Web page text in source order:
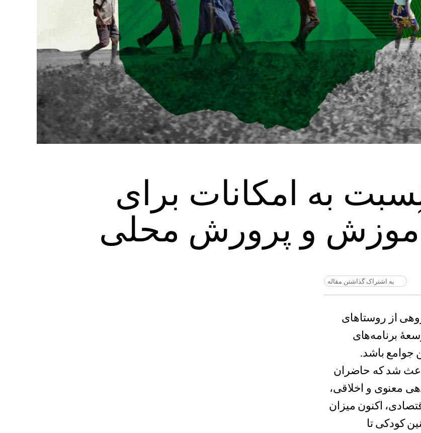
به امکانات برای
و پرورش محلی
به اشتراک گذاشتن مقاله
از روستاهای
برنامه‌های
جوامع باشد.
این گردهمایی، با حضور حدود ۲۰۰ نفر باعث شد که حاضران
معنوی و اخلاقی،
اکنون میزان
کودکی تا